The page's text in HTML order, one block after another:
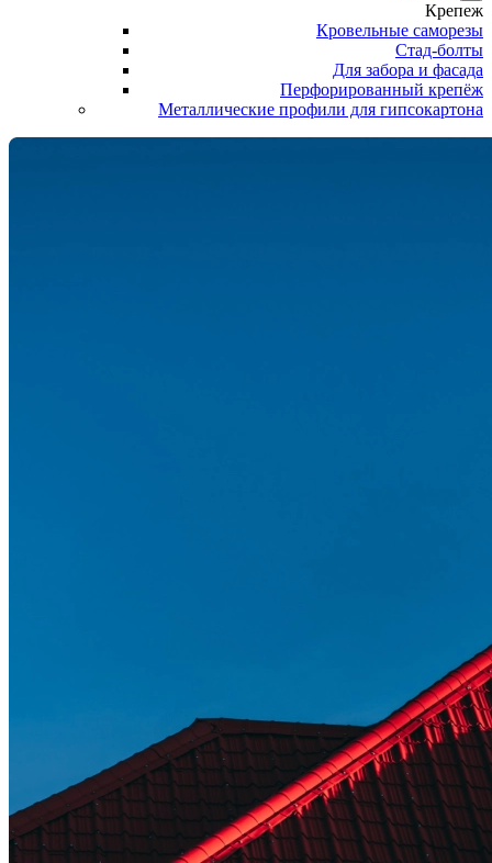
Крепеж
Кровельные саморезы
Стад-болты
Для забора и фасада
Перфорированный крепёж
Металлические профили для гипсокартона